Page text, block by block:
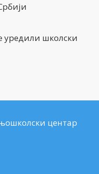
уредили школски
центар